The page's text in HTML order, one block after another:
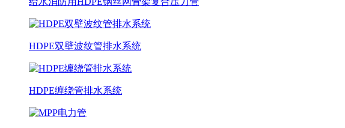
HDPE双壁波纹管排水系统
HDPE缠绕管排水系统